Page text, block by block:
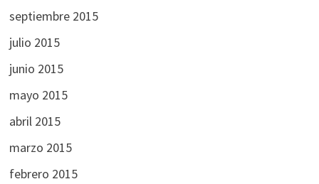
septiembre 2015
julio 2015
junio 2015
mayo 2015
abril 2015
marzo 2015
febrero 2015